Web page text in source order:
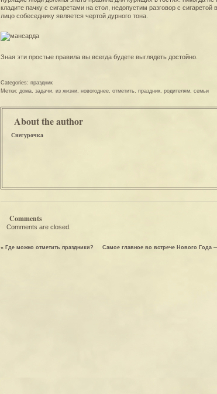
кладите пачку с сигаретами на стол, недопустим разговор с сигаретой
лицо собеседнику является чертой дурного тона.
Зная эти простые правила вы всегда будете выглядеть достойно.
Categories: праздник
Метки: дома, задачи, из жизни, новогоднее, отметить, праздник, родителям, семьи
About the author
Снегурочка
Comments
Comments are closed.
« Где можно отметить праздники? Самое главное во встрече Нового Года